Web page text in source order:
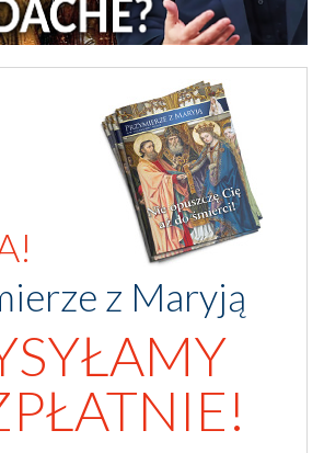
z Maryją